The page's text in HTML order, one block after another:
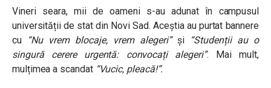
Vineri seara, mii de oameni s-au adunat în campusul
universității de stat din Novi Sad. Aceștia au purtat bannere
cu
“Nu vrem blocaje, vrem alegeri”și
“Studenții au o
singură cerere urgentă: convocați alegeri”. Mai mult,
mulțimea a scandat “Vucic, pleacă!”.